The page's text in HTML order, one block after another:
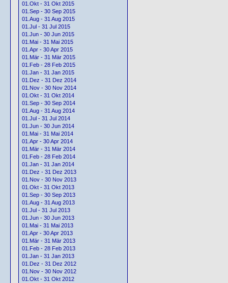
01.Okt - 31 Okt 2015
01.Sep - 30 Sep 2015
01.Aug - 31 Aug 2015
01.Jul - 31 Jul 2015
01.Jun - 30 Jun 2015
01.Mai - 31 Mai 2015
01.Apr - 30 Apr 2015
01.Mär - 31 Mär 2015
01.Feb - 28 Feb 2015
01.Jan - 31 Jan 2015
01.Dez - 31 Dez 2014
01.Nov - 30 Nov 2014
01.Okt - 31 Okt 2014
01.Sep - 30 Sep 2014
01.Aug - 31 Aug 2014
01.Jul - 31 Jul 2014
01.Jun - 30 Jun 2014
01.Mai - 31 Mai 2014
01.Apr - 30 Apr 2014
01.Mär - 31 Mär 2014
01.Feb - 28 Feb 2014
01.Jan - 31 Jan 2014
01.Dez - 31 Dez 2013
01.Nov - 30 Nov 2013
01.Okt - 31 Okt 2013
01.Sep - 30 Sep 2013
01.Aug - 31 Aug 2013
01.Jul - 31 Jul 2013
01.Jun - 30 Jun 2013
01.Mai - 31 Mai 2013
01.Apr - 30 Apr 2013
01.Mär - 31 Mär 2013
01.Feb - 28 Feb 2013
01.Jan - 31 Jan 2013
01.Dez - 31 Dez 2012
01.Nov - 30 Nov 2012
01.Okt - 31 Okt 2012